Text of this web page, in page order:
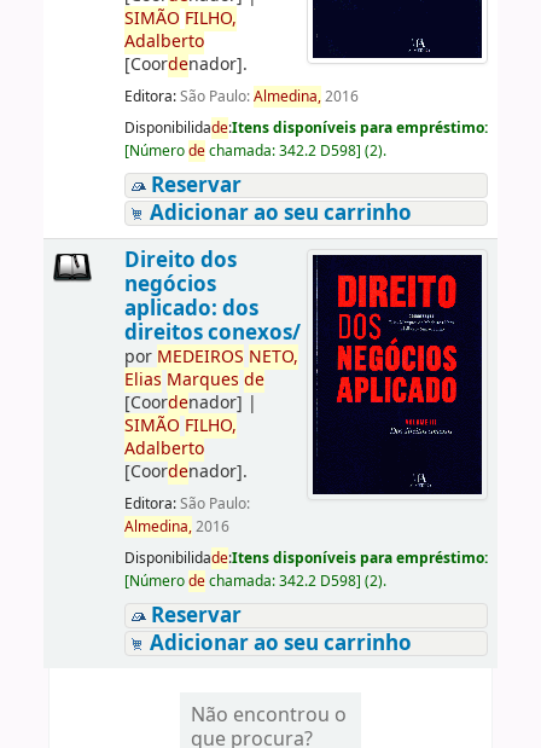
SIMÃO FILHO,
Adalberto
[Coordenador].
Editora:São Paulo:Almedina,2016
Disponibilidade:Itens disponíveis para empréstimo:
[Númerodechamada:342.2 D598] (2).
Reservar
Adicionar ao seu carrinho
Direito dos
negócios
aplicado: dos
direitos conexos/
por MEDEIROS NETO,
Elias Marques de
[Coordenador] |
SIMÃO FILHO,
Adalberto
[Coordenador].
Editora:São Paulo:
Almedina,2016
Disponibilidade:Itens disponíveis para empréstimo:
[Númerodechamada:342.2 D598] (2).
Reservar
Adicionar ao seu carrinho
Não encontrou o
que procura?